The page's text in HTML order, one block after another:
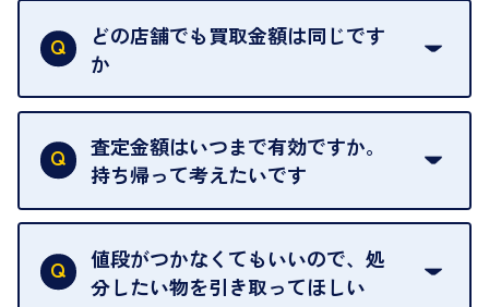
い。
ご指定の場所にお伺いします。
どの店舗でも買取金額は同じです
か
はい。全店舗一律です。
ただし、中古市場は日々変動するため、査定した日
によって査定額が変わることはございます。
査定金額はいつまで有効ですか。
持ち帰って考えたいです
査定額は当日限り有効です。
中古市場が日々変動するため、翌日には査定額が変
わることがございます。
値段がつかなくてもいいので、処
分したい物を引き取ってほしい